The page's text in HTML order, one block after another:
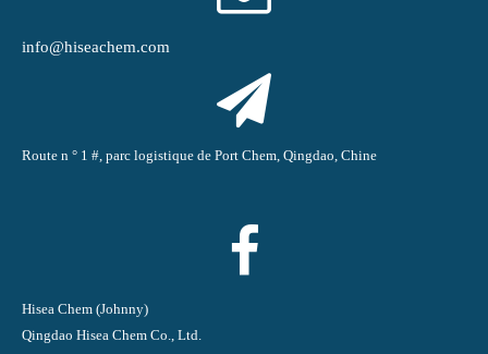
info@hiseachem.com
Route n ° 1 #, parc logistique de Port Chem, Qingdao, Chine
Hisea Chem (Johnny)
Qingdao Hisea Chem Co., Ltd.